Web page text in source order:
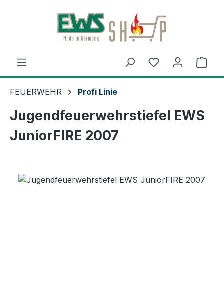
Zum Hauptinhalt springen
FEUERWEHR Profi Linie
Jugendfeuerwehrstiefel EWS
JuniorFIRE 2007